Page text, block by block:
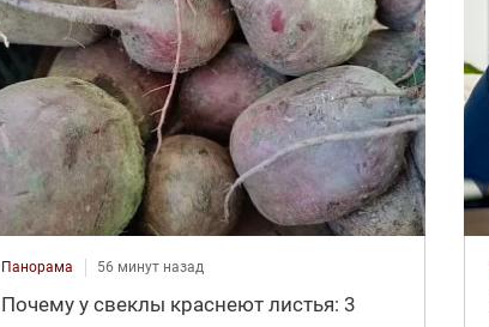
Панорама 56 минут назад
Почему у свеклы краснеют листья: 3